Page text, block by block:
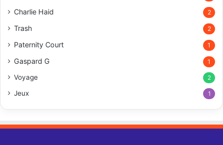
Charlie Haid 2
Trash 2
Paternity Court 1
Gaspard G 1
Voyage 2
Jeux 1